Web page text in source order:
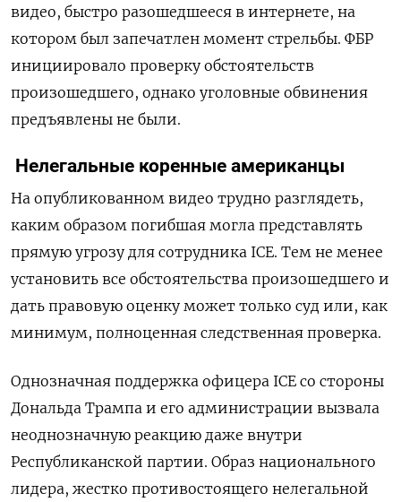
видео, быстро разошедшееся в интернете, на
котором был запечатлен момент стрельбы. ФБР
инициировало проверку обстоятельств
произошедшего, однако уголовные обвинения
предъявлены не были.
Нелегальные коренные американцы
На опубликованном видео трудно разглядеть,
каким образом погибшая могла представлять
прямую угрозу для сотрудника ICE. Тем не менее
установить все обстоятельства произошедшего и
дать правовую оценку может только суд или, как
минимум, полноценная следственная проверка.
Однозначная поддержка офицера ICE со стороны
Дональда Трампа и его администрации вызвала
неоднозначную реакцию даже внутри
Республиканской партии. Образ национального
лидера, жестко противостоящего нелегальной